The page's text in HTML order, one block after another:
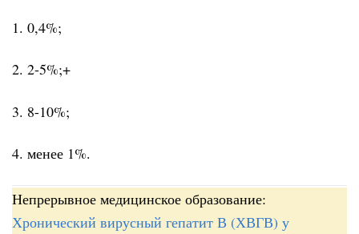
1. 0,4%;
2. 2-5%;+
3. 8-10%;
4. менее 1%.
Непрерывное медицинское образование:
Хронический вирусный гепатит В (ХВГВ) у